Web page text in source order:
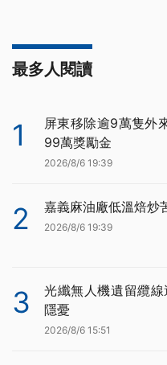
最多人閱讀
1
屏東移除逾9萬隻外
99萬獎勵金
2026/8/6 19:39
2 嘉義麻油廠低溫焙炒
2026/8/6 19:39
3
光纖無人機遺留纜
隱憂
2026/8/6 15:51